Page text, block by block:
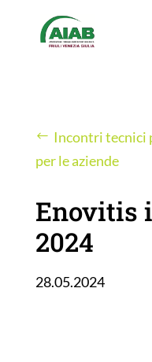
Incontri tecnici
per le aziende
Enovitis
2024
28.05.2024